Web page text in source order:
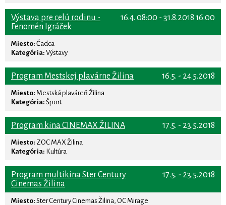
16.4. 08:00 - 31.8.2018 16:00
Výstava pre celú rodinu -
Fenomén Igráček
Miesto: Čadca
Kategória: Výstavy
16.5. - 24.5.2018
Program Mestskej plavárne Žilina
Miesto: Mestská plaváreň Žilina
Kategória: Šport
17.5. - 23.5.2018
Program kina CINEMAX ŽILINA
Miesto: ZOC MAX Žilina
Kategória: Kultúra
17.5. - 23.5.2018
Program multikina Ster Century
Cinemas Žilina
Miesto: Ster Century Cinemas Žilina, OC Mirage